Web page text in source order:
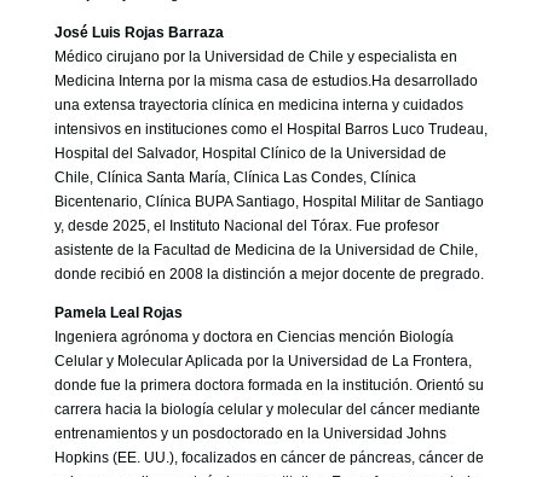
José Luis Rojas Barraza
Médico cirujano por la Universidad de Chile y especialista en
Medicina Interna por la misma casa de estudios.Ha desarrollado
una extensa trayectoria clínica en medicina interna y cuidados
intensivos en instituciones como el Hospital Barros Luco Trudeau,
Hospital del Salvador, Hospital Clínico de la Universidad de
Chile, Clínica Santa María, Clínica Las Condes, Clínica
Bicentenario, Clínica BUPA Santiago, Hospital Militar de Santiago
y, desde 2025, el Instituto Nacional del Tórax. Fue profesor
asistente de la Facultad de Medicina de la Universidad de Chile,
donde recibió en 2008 la distinción a mejor docente de pregrado.
Pamela Leal Rojas
Ingeniera agrónoma y doctora en Ciencias mención Biología
Celular y Molecular Aplicada por la Universidad de La Frontera,
donde fue la primera doctora formada en la institución. Orientó su
carrera hacia la biología celular y molecular del cáncer mediante
entrenamientos y un posdoctorado en la Universidad Johns
Hopkins (EE. UU.), focalizados en cáncer de páncreas, cáncer de